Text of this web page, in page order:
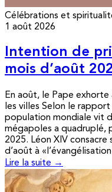
Célébrations et
1 août 2026
Intention de
mois d’août
En août, le Pape exhorte
les villes Selon le
population mondiale vit
mégapoles a quadruplé,
2025. Léon XIV
d’août à
Lire la suite →